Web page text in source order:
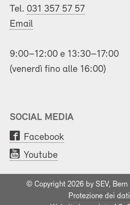
Tel. 031 357 57 57
Email
9:00–12:00 e 13:30–17:00
(venerdì fino alle 16:00)
SOCIAL MEDIA
Facebook
Youtube
© Copyright 2026 by SEV, Bern |
Protezione dei dati